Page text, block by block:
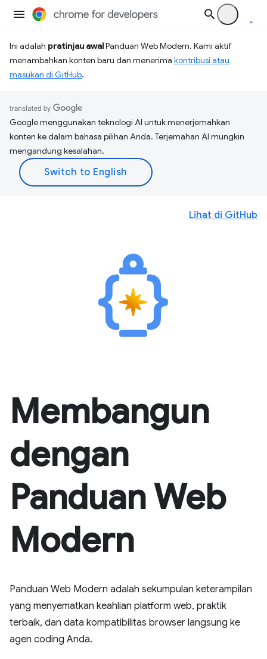
Ini adalah pratinjau awalPanduan Web Modern. Kami aktif
menambahkan konten baru dan menerima kontribusi atau
masukan di GitHub.
Google menggunakan teknologi AI untuk menerjemahkan
konten ke dalam bahasa pilihan Anda. Terjemahan AI mungkin
mengandung kesalahan.
Membangun
dengan
Panduan Web
Modern
Panduan Web Modern adalah sekumpulan keterampilan
yang menyematkan keahlian platform web, praktik
terbaik, dan data kompatibilitas browser langsung ke
agen coding Anda.
Lihat di GitHub